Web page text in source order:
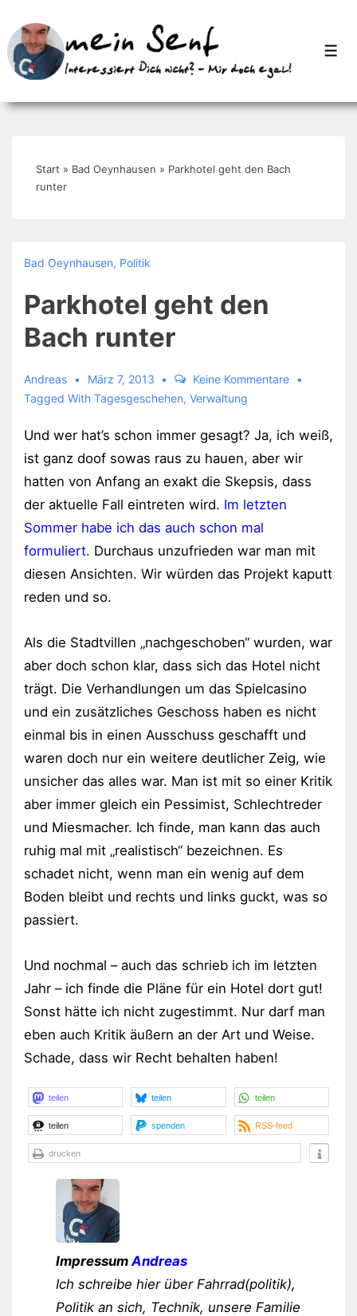
Zum
Inhalt
Start » Bad Oeynhausen » Parkhotel geht den Bach
runter
Bad Oeynhausen, Politik
Parkhotel geht den
Bach runter
Andreas März 7, 2013
Keine Kommentare
Tagged With Tagesgeschehen, Verwaltung
Und wer hat’s schon immer gesagt? Ja, ich weiß,
ist ganz doof sowas raus zu hauen, aber wir
hatten von Anfang an exakt die Skepsis, dass
der aktuelle Fall eintreten wird. Im letzten
Sommer habe ich das auch schon mal
formuliert. Durchaus unzufrieden war man mit
diesen Ansichten. Wir würden das Projekt kaputt
reden und so.
Als die Stadtvillen „nachgeschoben“ wurden, war
aber doch schon klar, dass sich das Hotel nicht
trägt. Die Verhandlungen um das Spielcasino
und ein zusätzliches Geschoss haben es nicht
einmal bis in einen Ausschuss geschafft und
waren doch nur ein weitere deutlicher Zeig, wie
unsicher das alles war. Man ist mit so einer Kritik
aber immer gleich ein Pessimist, Schlechtreder
und Miesmacher. Ich finde, man kann das auch
ruhig mal mit „realistisch“ bezeichnen. Es
schadet nicht, wenn man ein wenig auf dem
Boden bleibt und rechts und links guckt, was so
passiert.
Und nochmal – auch das schrieb ich im letzten
Jahr – ich finde die Pläne für ein Hotel dort gut!
Sonst hätte ich nicht zugestimmt. Nur darf man
eben auch Kritik äußern an der Art und Weise.
Schade, dass wir Recht behalten haben!
teilen teilen teilen
teilen spenden RSS-feed
drucken
Impressum Andreas
Ich schreibe hier über Fahrrad(politik),
Politik an sich, Technik, unsere Familie